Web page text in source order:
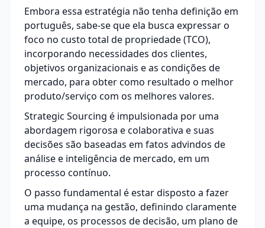
Embora essa estratégia não tenha definição em
português, sabe-se que ela busca expressar o
foco no custo total de propriedade (TCO),
incorporando necessidades dos clientes,
objetivos organizacionais e as condições de
mercado, para obter como resultado o melhor
produto/serviço com os melhores valores.
Strategic Sourcing é impulsionada por uma
abordagem rigorosa e colaborativa e suas
decisões são baseadas em fatos advindos de
análise e inteligência de mercado, em um
processo contínuo.
O passo fundamental é estar disposto a fazer
uma mudança na gestão, definindo claramente
a equipe, os processos de decisão, um plano de